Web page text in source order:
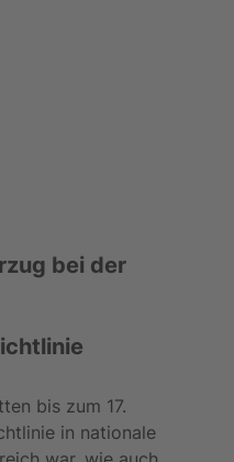
bei der
bis zum 17.
in nationale